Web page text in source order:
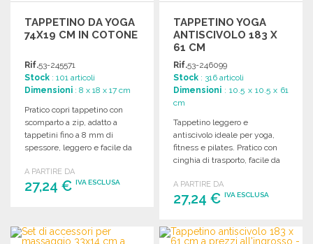
TAPPETINO DA YOGA
74X19 CM IN COTONE
Rif.53-245571
Stock : 101 articoli
Dimensioni : 8 x 18 x 17 cm
Pratico copri tappetino con
scomparto a zip, adatto a
tappetini fino a 8 mm di
spessore, leggero e facile da
A PARTIRE DA
27,24 € IVA ESCLUSA
Richiedi un preventivo
TAPPETINO YOGA
ANTISCIVOLO 183 X
61 CM
Rif.53-246099
Stock : 316 articoli
Dimensioni : 10.5 x 10.5 x 61
cm
Tappetino leggero e
antiscivolo ideale per yoga,
fitness e pilates. Pratico con
cinghia di trasporto, facile da
cm.
A PARTIRE DA
27,24 €IVA ESCLUSA
ORDINARE